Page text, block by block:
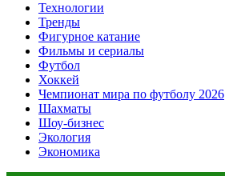
Технологии
Тренды
Фигурное катание
Фильмы и сериалы
Футбол
Хоккей
Чемпионат мира по футболу 2026
Шахматы
Шоу-бизнес
Экология
Экономика